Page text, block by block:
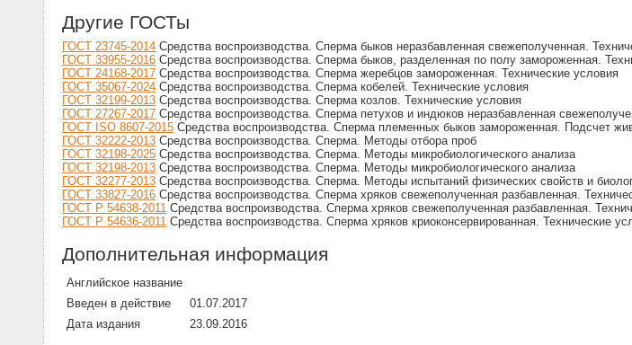
Другие ГОСТы
ГОСТ 23745-2014 Средства воспроизводства. Сперма быков неразбавленная свежеполученная.
ГОСТ 33955-2016 Средства воспроизводства. Сперма быков, разделенная по полу замороженная.
ГОСТ 24168-2017 Средства воспроизводства. Сперма жеребцов замороженная. Технические условия
ГОСТ 35067-2024 Средства воспроизводства. Сперма кобелей. Технические условия
ГОСТ 32199-2013 Средства воспроизводства. Сперма козлов. Технические условия
ГОСТ 27267-2017 Средства воспроизводства. Сперма петухов и индюков неразбавленная
ГОСТ ISO 8607-2015 Средства воспроизводства. Сперма племенных быков замороженная. Подсчет
ГОСТ 32222-2013 Средства воспроизводства. Сперма. Методы отбора проб
ГОСТ 32198-2025 Средства воспроизводства. Сперма. Методы микробиологического анализа
ГОСТ 32198-2013 Средства воспроизводства. Сперма. Методы микробиологического анализа
ГОСТ 32277-2013 Средства воспроизводства. Сперма. Методы испытаний физических свойств и
ГОСТ 33827-2016 Средства воспроизводства. Сперма хряков свежеполученная разбавленная.
ГОСТ Р 54638-2011 Средства воспроизводства. Сперма хряков свежеполученная разбавленная.
ГОСТ Р 54636-2011 Средства воспроизводства. Сперма хряков криоконсервированная. Технические
Дополнительная информация
Английское название
Введен в действие
01.07.2017
Дата издания
23.09.2016